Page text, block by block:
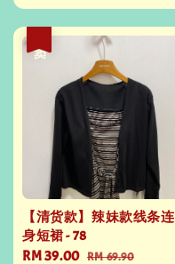
price
【清货款】辣妹款线条连
身短裙 - 78
Sale
RM 39.00 Regular
RM 69.90